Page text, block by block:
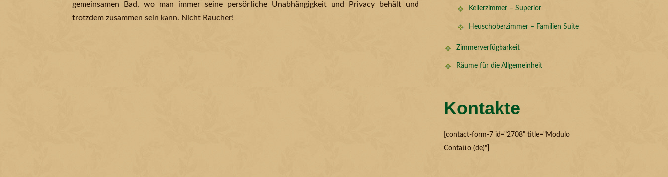
gemeinsamen Bad, wo man immer seine persönliche Unabhängigkeit und Privacy behält und
trotzdem zusammen sein kann. Nicht Raucher!
Kellerzimmer – Superior
Heuschoberzimmer – Familien Suite
Zimmerverfügbarkeit
Räume für die Allgemeinheit
Kontakte
[contact-form-7 id="2708" title="Modulo
Contatto (de)"]